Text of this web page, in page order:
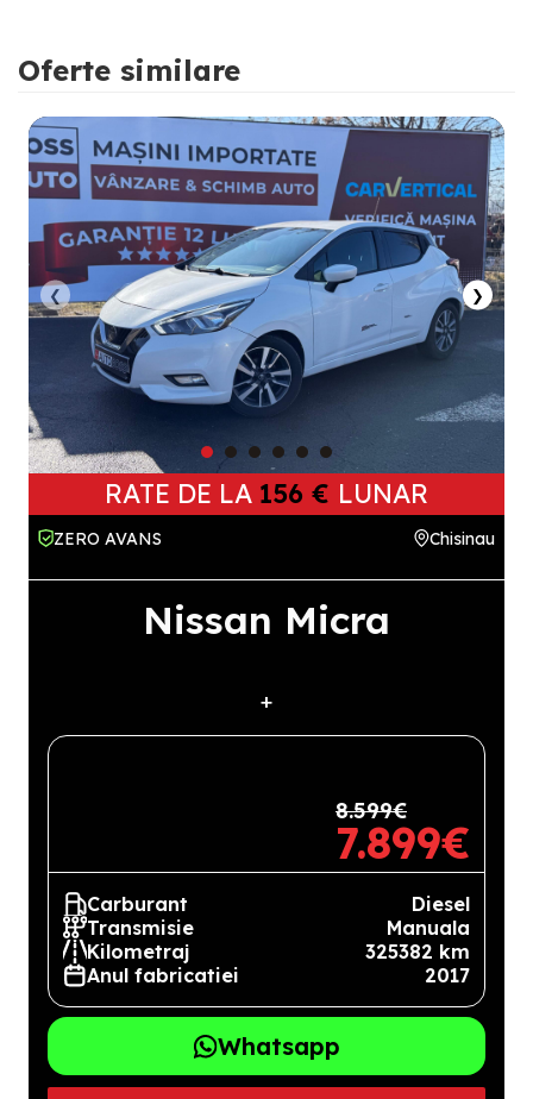
Oferte similare
❮ ❯
RATE DE LA 156 € LUNAR
ZERO AVANS Chisinau
Nissan Micra
+
8.599€
7.899€
Carburant
Diesel
Transmisie
Manuala
Kilometraj
325382 km
Anul fabricatiei
2017
Whatsapp